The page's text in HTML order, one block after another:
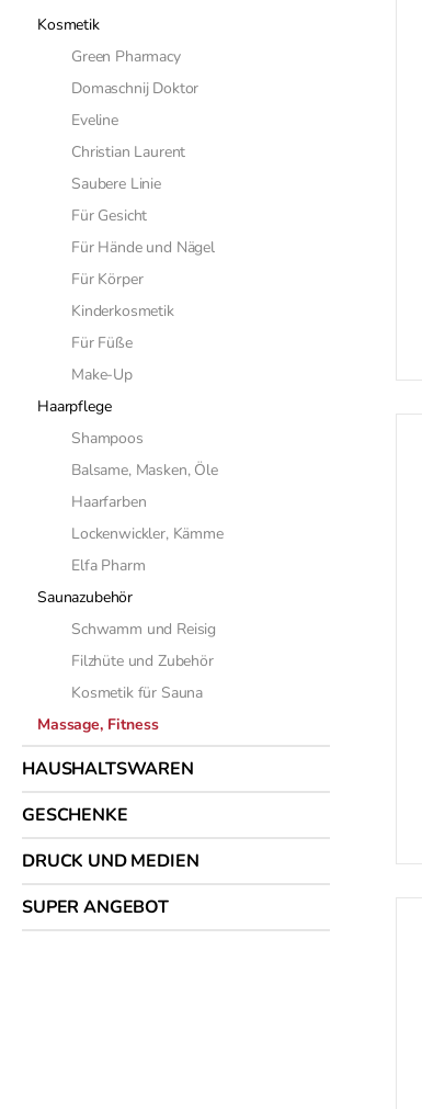
Kosmetik
Green Pharmacy
Domaschnij Doktor
Eveline
Christian Laurent
Saubere Linie
Für Gesicht
Für Hände und Nägel
Für Körper
Kinderkosmetik
Für Füße
Make-Up
Haarpflege
Shampoos
Balsame, Masken, Öle
Haarfarben
Lockenwickler, Kämme
Elfa Pharm
Saunazubehör
Schwamm und Reisig
Filzhüte und Zubehör
Kosmetik für Sauna
Massage, Fitness
HAUSHALTSWAREN
GESCHENKE
DRUCK UND MEDIEN
SUPER ANGEBOT